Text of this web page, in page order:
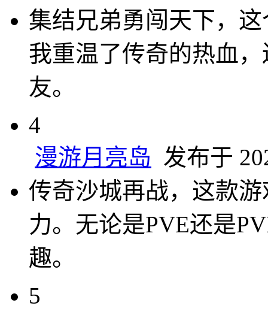
集结兄弟勇闯天下，
我重温了传奇的热血
友。
4
漫游月亮岛 发布于
传奇沙城再战，这款
力。无论是PVE还是
趣。
5